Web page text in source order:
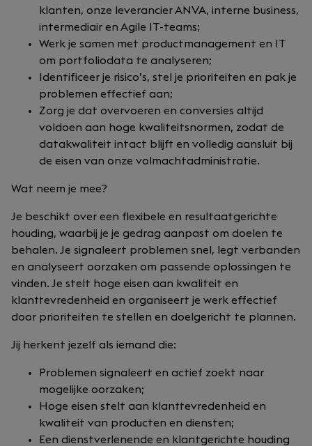
klanten, onze leverancier ANVA, interne business,
intermediair en Agile IT-teams;
Werk je samen met productmanagement en IT
om portfoliodata te analyseren;
Identificeer je risico’s, stel je prioriteiten en pak je
problemen effectief aan;
Zorg je dat overvoeren en conversies altijd
voldoen aan hoge kwaliteitsnormen, zodat de
datakwaliteit intact blijft en volledig aansluit bij
de eisen van onze volmachtadministratie.
Wat neem je mee?
Je beschikt over een flexibele en resultaatgerichte
houding, waarbij je je gedrag aanpast om doelen te
behalen. Je signaleert problemen snel, legt verbanden
en analyseert oorzaken om passende oplossingen te
vinden. Je stelt hoge eisen aan kwaliteit en
klanttevredenheid en organiseert je werk effectief
door prioriteiten te stellen en doelgericht te plannen.
Jij herkent jezelf als iemand die:
Problemen signaleert en actief zoekt naar
mogelijke oorzaken;
Hoge eisen stelt aan klanttevredenheid en
kwaliteit van producten en diensten;
Een dienstverlenende en klantgerichte houding